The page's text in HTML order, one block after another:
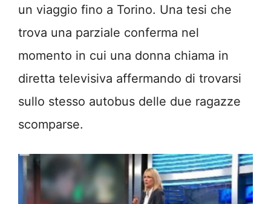
un viaggio fino a Torino. Una tesi che
trova una parziale conferma nel
momento in cui una donna chiama in
diretta televisiva affermando di trovarsi
sullo stesso autobus delle due ragazze
scomparse.